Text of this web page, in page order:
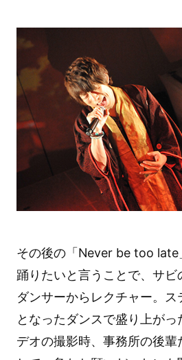
その後の「Never be too late
踊りたいと言うことで、サビ
ダンサーからレクチャー。
となったダンスで盛り上が
デオの撮影時、事務所の後輩